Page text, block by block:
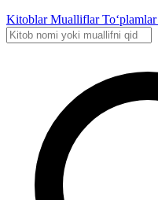
KitoblarMualliflarTo‘plamlar